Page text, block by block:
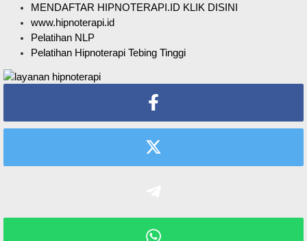
MENDAFTAR HIPNOTERAPI.ID KLIK DISINI
www.hipnoterapi.id
Pelatihan NLP
Pelatihan Hipnoterapi Tebing Tinggi